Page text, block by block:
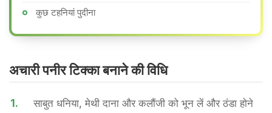
कुछ टहनियां पुदीना
अचारी पनीर टिक्का बनाने की वि​धि
1.
साबुत धनिया, मेथी दाना और कलौंजी को भून लें और ठंडा होने